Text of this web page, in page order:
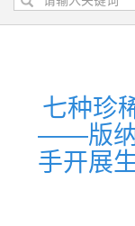
七种珍
——版纳
手开展